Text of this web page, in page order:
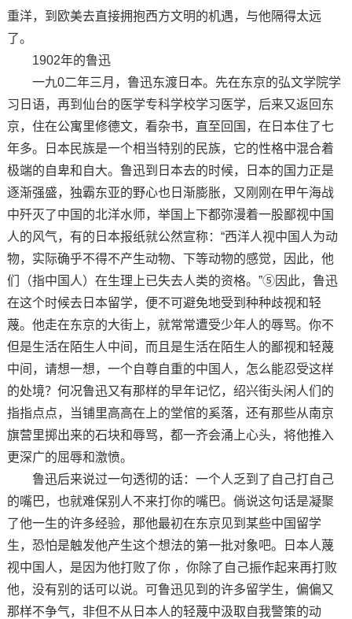
重洋，到欧美去直接拥抱西方文明的机遇，与他隔得太远
了。
1902年的鲁迅
一九0二年三月，鲁迅东渡日本。先在东京的弘文学院学
习日语，再到仙台的医学专科学校学习医学，后来又返回东
京，住在公寓里修德文，看杂书，直至回国，在日本住了七
年多。日本民族是一个相当特别的民族，它的性格中混合着
极端的自卑和自大。鲁迅到日本去的时候，日本的国力正是
逐渐强盛，独霸东亚的野心也日渐膨胀，又刚刚在甲午海战
中歼灭了中国的北洋水师，举国上下都弥漫着一股鄙视中国
人的风气，有的日本报纸就公然宣称：“西洋人视中国人为动
物，实际确乎不得不产生动物、下等动物的感觉，因此，他
们（指中国人）在生理上已失去人类的资格。”⑤因此，鲁迅
在这个时候去日本留学，便不可避免地受到种种歧视和轻
蔑。他走在东京的大街上，就常常遭受少年人的辱骂。你不
但是生活在陌生人中间，而且是生活在陌生人的鄙视和轻蔑
中间，请想一想，一个自尊自重的中国人，怎么能忍受这样
的处境？何况鲁迅又有那样的早年记忆，绍兴街头闲人们的
指指点点，当铺里高高在上的堂倌的奚落，还有那些从南京
旗营里掷出来的石块和辱骂，都一齐会涌上心头，将他推入
更深广的屈辱和激愤。
鲁迅后来说过一句透彻的话：一个人乏到了自己打自己
的嘴巴，也就难保别人不来打你的嘴巴。倘说这句话是凝聚
了他一生的许多经验，那他最初在东京见到某些中国留学
生，恐怕是触发他产生这个想法的第一批对象吧。日本人蔑
视中国人，是因为他打败了你 ，你除了自己振作起来再打败
他，没有别的话可以说。可鲁迅见到的许多留学生，偏偏又
那样不争气，非但不从日本人的轻蔑中汲取自我警策的动